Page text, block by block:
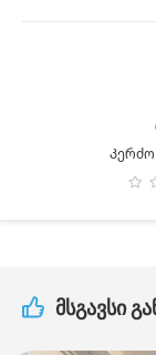
Კერძო
მსგავსი